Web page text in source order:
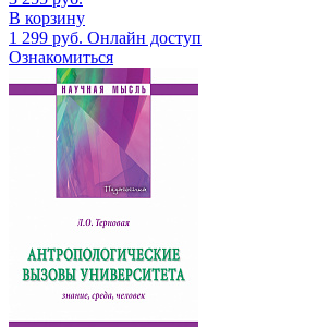
В корзину
1 299 руб. Онлайн доступ
Ознакомиться